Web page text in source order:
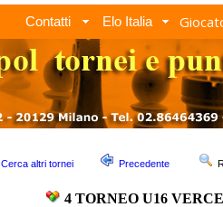
Contatti Elo Italia
Cerca altri tornei Precedente
4 TORNEO U16